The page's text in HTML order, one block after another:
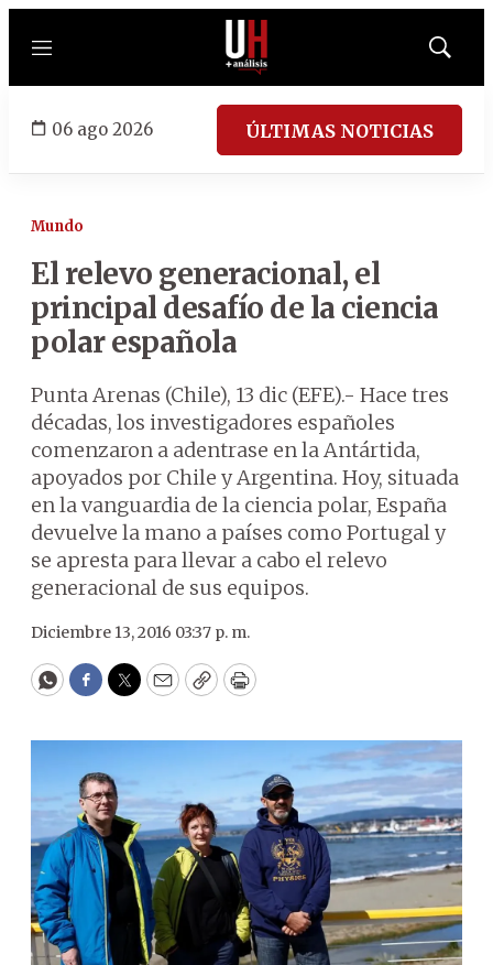
Menú
Mostrar
06 ago 2026 ÚLTIMAS NOTICIAS
Mundo
El relevo generacional, el
principal desafío de la ciencia
polar española
Punta Arenas (Chile), 13 dic (EFE).- Hace tres
décadas, los investigadores españoles
comenzaron a adentrase en la Antártida,
apoyados por Chile y Argentina. Hoy, situada
en la vanguardia de la ciencia polar, España
devuelve la mano a países como Portugal y
se apresta para llevar a cabo el relevo
generacional de sus equipos.
Diciembre 13, 2016 03:37 p. m.
WhatsApp
Facebook
Twitter
EmailCopyPrint